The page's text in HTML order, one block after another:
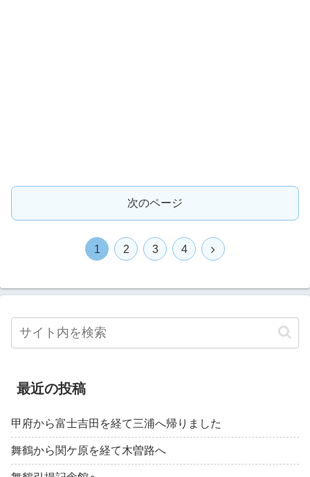
次のページ
1 2 3 4
最近の投稿
甲府から富士吉田を経て三浦へ帰りました
舞鶴から関ケ原を経て木曽路へ